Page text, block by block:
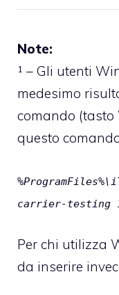
Note:
¹ – Gli utenti
medesimo
comando (tasto
questo
carrier-testing
Per chi utilizza
da inserire